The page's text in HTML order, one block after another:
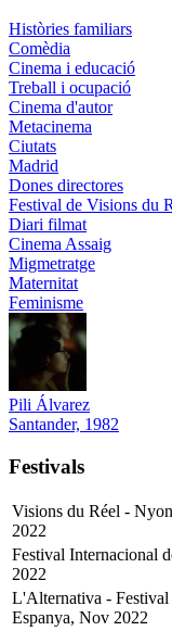
Històries familiars
Comèdia
Cinema i educació
Treball i ocupació
Cinema d'autor
Metacinema
Ciutats
Madrid
Dones directores
Festival de Visions du
Diari filmat
Cinema Assaig
Migmetratge
Maternitat
Feminisme
Pili Álvarez
Santander, 1982
Festivals
Visions du Réel -
2022
Festival Internacional
2022
L'Alternativa - Festival
Espanya, Nov 2022